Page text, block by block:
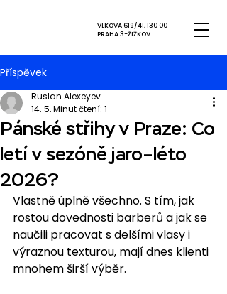
VLKOVA 619/41, 130 00
PRAHA 3-ŽIŽKOV
Příspěvek
Pánské střihy v Praze: Co
letí v sezóně jaro–léto
2026?
Ruslan Alexeyev
14. 5.Minut čtení: 1
Vlastně úplně všechno. S tím, jak
rostou dovednosti barberů a jak se
naučili pracovat s delšími vlasy i
výraznou texturou, mají dnes klienti
mnohem širší výběr.